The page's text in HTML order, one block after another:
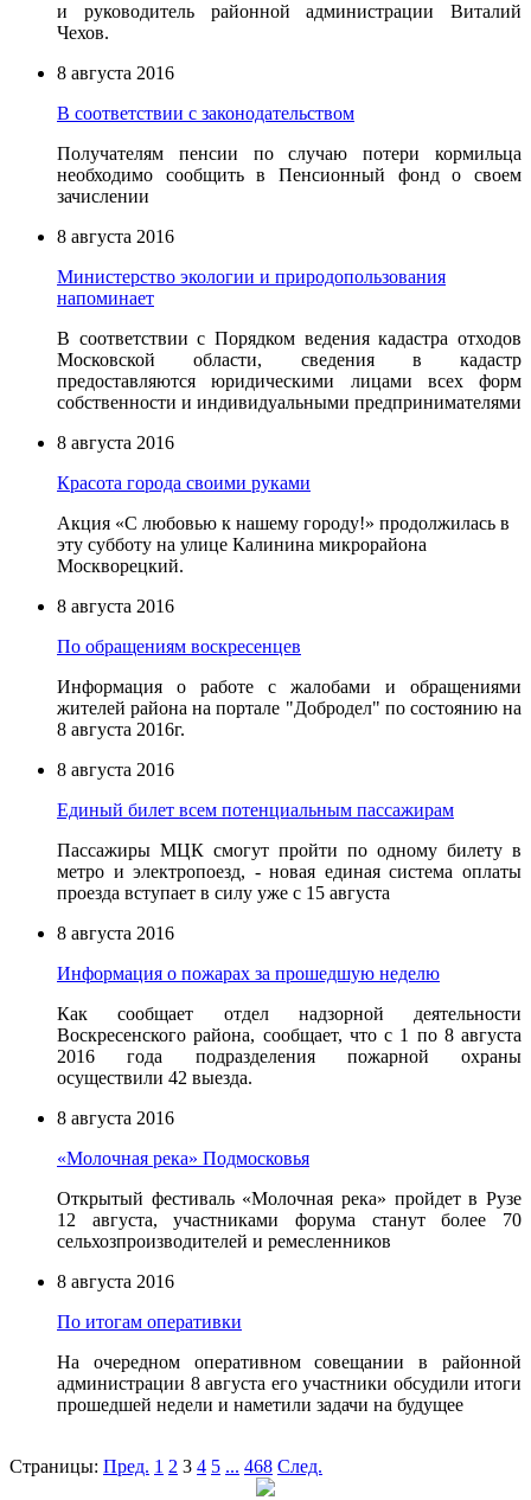
и руководитель районной администрации Виталий
Чехов.
8 августа 2016
В соответствии с законодательством
Получателям пенсии по случаю потери кормильца
необходимо сообщить в Пенсионный фонд о своем
зачислении
8 августа 2016
Министерство экологии и природопользования
напоминает
В соответствии с Порядком ведения кадастра отходов
Московской области, сведения в кадастр
предоставляются юридическими лицами всех форм
собственности и индивидуальными предпринимателями
8 августа 2016
Красота города своими руками
Акция «С любовью к нашему городу!» продолжилась в
эту субботу на улице Калинина микрорайона
Москворецкий.
8 августа 2016
По обращениям воскресенцев
Информация о работе с жалобами и обращениями
жителей района на портале "Добродел" по состоянию на
8 августа 2016г.
8 августа 2016
Единый билет всем потенциальным пассажирам
Пассажиры МЦК смогут пройти по одному билету в
метро и электропоезд, - новая единая система оплаты
проезда вступает в силу уже с 15 августа
8 августа 2016
Информация о пожарах за прошедшую неделю
Как сообщает отдел надзорной деятельности
Воскресенского района, сообщает, что с 1 по 8 августа
2016 года подразделения пожарной охраны
осуществили 42 выезда.
8 августа 2016
«Молочная река» Подмосковья
Открытый фестиваль «Молочная река» пройдет в Рузе
12 августа, участниками форума станут более 70
сельхозпроизводителей и ремесленников
8 августа 2016
По итогам оперативки
На очередном оперативном совещании в районной
администрации 8 августа его участники обсудили итоги
прошедшей недели и наметили задачи на будущее
Страницы: Пред. 1 2 3 4 5 ... 468 След.